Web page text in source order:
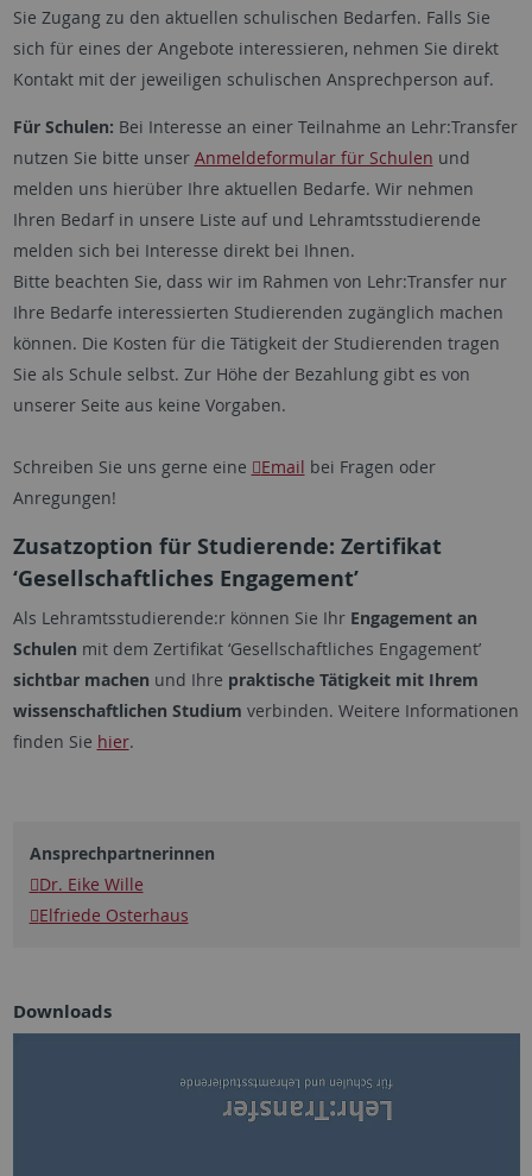
Sie Zugang zu den aktuellen schulischen Bedarfen. Falls Sie
sich für eines der Angebote interessieren, nehmen Sie direkt
Kontakt mit der jeweiligen schulischen Ansprechperson auf.
Für Schulen: Bei Interesse an einer Teilnahme an Lehr:Transfer
nutzen Sie bitte unser Anmeldeformular für Schulen und
melden uns hierüber Ihre aktuellen Bedarfe. Wir nehmen
Ihren Bedarf in unsere Liste auf und Lehramtsstudierende
melden sich bei Interesse direkt bei Ihnen.
Bitte beachten Sie, dass wir im Rahmen von Lehr:Transfer nur
Ihre Bedarfe interessierten Studierenden zugänglich machen
können. Die Kosten für die Tätigkeit der Studierenden tragen
Sie als Schule selbst. Zur Höhe der Bezahlung gibt es von
unserer Seite aus keine Vorgaben.
Schreiben Sie uns gerne eine Email bei Fragen oder
Anregungen!
Zusatzoption für Studierende: Zertifikat
‘Gesellschaftliches Engagement’
Als Lehramtsstudierende:r können Sie Ihr Engagement an
Schulen mit dem Zertifikat ‘Gesellschaftliches Engagement’
sichtbar machen und Ihre praktische Tätigkeit mit Ihrem
wissenschaftlichen Studium verbinden. Weitere Informationen
finden Sie hier.
Ansprechpartnerinnen
Dr. Eike Wille
Elfriede Osterhaus
Downloads